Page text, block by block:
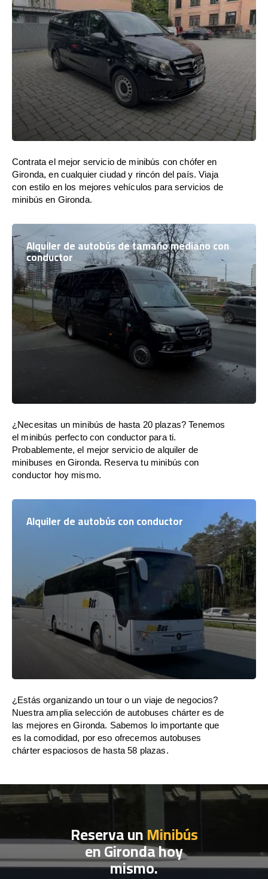
Contrata el mejor servicio de minibús con chófer en
Gironda, en cualquier ciudad y rincón del país. Viaja
con estilo en los mejores vehículos para servicios de
minibús en Gironda.
Alquiler de autobús de tamaño mediano con
conductor
¿Necesitas un minibús de hasta 20 plazas? Tenemos
el minibús perfecto con conductor para ti.
Probablemente, el mejor servicio de alquiler de
minibuses en Gironda. Reserva tu minibús con
conductor hoy mismo.
Alquiler de autobús con conductor
¿Estás organizando un tour o un viaje de negocios?
Nuestra amplia selección de autobuses chárter es de
las mejores en Gironda. Sabemos lo importante que
es la comodidad, por eso ofrecemos autobuses
chárter espaciosos de hasta 58 plazas.
Reserva unMinibús
en Gironda hoy
mismo.